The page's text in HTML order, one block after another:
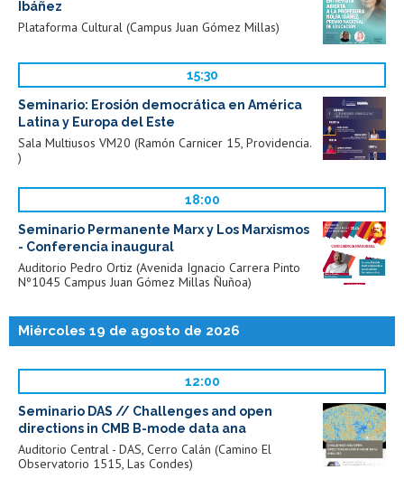
Ibáñez
Plataforma Cultural (Campus Juan Gómez Millas)
15:30
Seminario: Erosión democrática en América
Latina y Europa del Este
Sala Multiusos VM20 (Ramón Carnicer 15, Providencia.
)
18:00
Seminario Permanente Marx y Los Marxismos
- Conferencia inaugural
Auditorio Pedro Ortiz (Avenida Ignacio Carrera Pinto
Nº1045 Campus Juan Gómez Millas Ñuñoa)
Miércoles 19 de agosto de 2026
12:00
Seminario DAS // Challenges and open
directions in CMB B-mode data ana
Auditorio Central - DAS, Cerro Calán (Camino El
Observatorio 1515, Las Condes)